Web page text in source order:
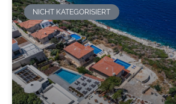
NICHT KATEGORISIERT